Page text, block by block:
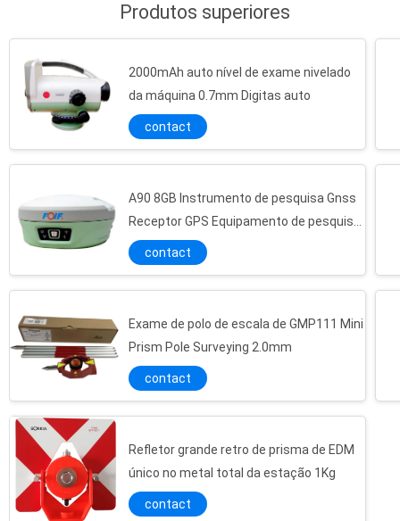
Produtos superiores
2000mAh auto nível de exame nivelado
da máquina 0.7mm Digitas auto
contact
A90 8GB Instrumento de pesquisa Gnss
Receptor GPS Equipamento de pesquisa
com alto desempenho
contact
Exame de polo de escala de GMP111 Mini
Prism Pole Surveying 2.0mm
contact
Refletor grande retro de prisma de EDM
único no metal total da estação 1Kg
contact